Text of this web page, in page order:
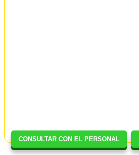
CONSULTAR CON EL PERSONAL